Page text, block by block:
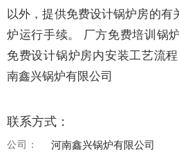
以外，提供免费设计锅炉房的有
炉运行手续。 厂方免费培训锅
免费设计锅炉房内安装工艺流
南鑫兴锅炉有限公司
联系方式：
公司： 河南鑫兴锅炉有限公司